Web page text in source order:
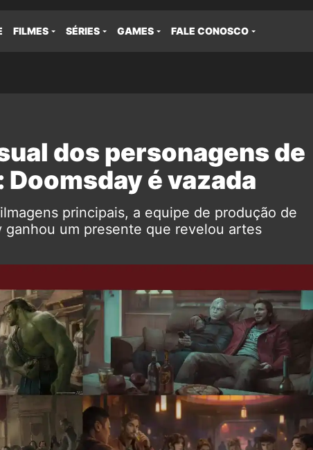
FILMES SÉRIES GAMES FALE CONOSCO
dos personagens de
é vazada
principais, a equipe de produção de
ganhou um presente que revelou artes